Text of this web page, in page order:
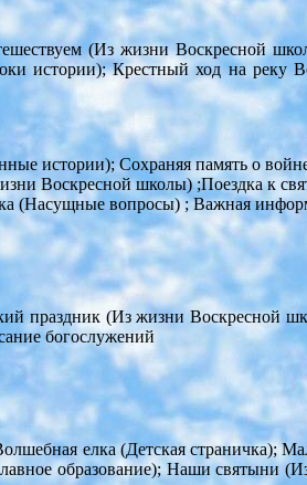
(Из жизни Воскресной
истории); Крестный ход на реку
истории); Сохраняя память о
Воскресной школы) ;Поездка к
(Насущные вопросы) ; Важная
праздник (Из жизни Воскресной
богослужений
елка (Детская страничка);
образование); Наши святыни